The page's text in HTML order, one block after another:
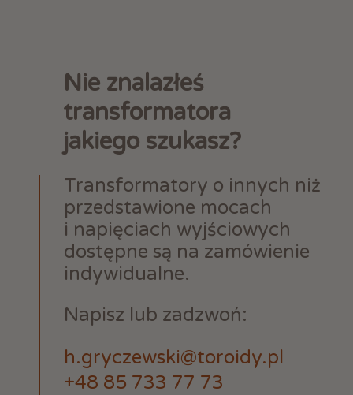
Nie znalazłeś
transformatora
jakiego szukasz?
Transformatory o innych niż
przedstawione mocach
i napięciach wyjściowych
dostępne są na zamówienie
indywidualne.
Napisz lub zadzwoń:
h.gryczewski@toroidy.pl
+48 85 733 77 73